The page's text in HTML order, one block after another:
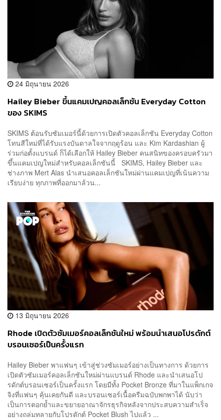
24 มิถุนายน 2026
Hailey Bieber ขึ้นแคมเปญคอลเล็กชัน Everyday Cotton
ของ SKIMS
SKIMS ต้อนรับซัมเมอร์นี้ด้วยการเปิดตัวคอลเล็กชัน Everyday Cotton
โทนสีใหม่ที่ได้รับแรงบันดาลใจจากฤดูร้อน และ Kim Kardashian ผู้
ร่วมก่อตั้งแบรนด์ ก็ได้เลือกให้ Hailey Bieber คนสนิทของครอบครัวมา
ขึ้นแคมเปญใหม่สำหรับคอลเล็กชันนี้ SKIMS, Hailey Bieber และ
ช่างภาพ Mert Alas นำเสนอคอลเล็กชันใหม่ผ่านแคมเปญที่เน้นความ
เรียบง่าย ทุกภาพที่ออกมาล้วน...
13 มิถุนายน 2026
Rhode เปิดตัวซัมเมอร์คอลเล็กชันใหม่ พร้อมนำเสนอโปรดักต์
บรอนเซอร์เป็นครั้งแรก
Hailey Bieber พาแฟนๆ เข้าสู่ช่วงซัมเมอร์อย่างเป็นทางการ ด้วยการ
เปิดตัวซัมเมอร์คอลเล็กชันใหม่ผ่านแบรนด์ Rhode และนำเสนอโป
รดักต์บรอนเซอร์เป็นครั้งแรก โดยมีทั้ง Pocket Bronze ที่มาในแพ็กเกจ
จิงที่แฟนๆ คุ้นเคยกันดี และบรอนเซอร์เนื้อครีมฉบับพกพาได้ นับว่า
เป็นการตอกย้ำและขยายอาณาจักรธุรกิจหลังจากประสบความสำเร็จ
อย่างถล่มทลายกับโปรดักต์ Pocket Blush ไปแล้ว ...